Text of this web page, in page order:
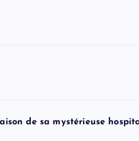
de sa mystérieuse